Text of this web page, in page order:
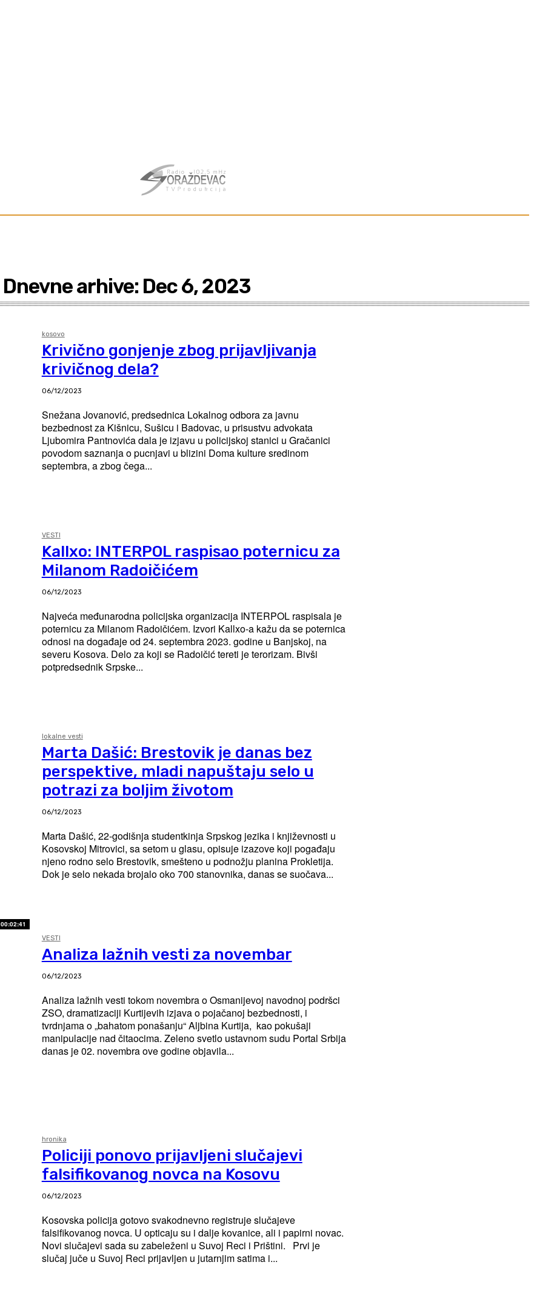
Dnevne arhive: Dec 6, 2023
kosovo
Krivično gonjenje zbog prijavljivanja
krivičnog dela?
06/12/2023
Snežana Jovanović, predsednica Lokalnog odbora za javnu
bezbednost za Kišnicu, Sušicu i Badovac, u prisustvu advokata
Ljubomira Pantnovića dala je izjavu u policijskoj stanici u Gračanici
povodom saznanja o pucnjavi u blizini Doma kulture sredinom
septembra, a zbog čega...
VESTI
Kallxo: INTERPOL raspisao poternicu za
Milanom Radoičićem
06/12/2023
Najveća međunarodna policijska organizacija INTERPOL raspisala je
poternicu za Milanom Radoičićem. Izvori Kallxo-a kažu da se poternica
odnosi na događaje od 24. septembra 2023. godine u Banjskoj, na
severu Kosova. Delo za koji se Radoičić tereti je terorizam. Bivši
potpredsednik Srpske...
00:02:41
lokalne vesti
Marta Dašić: Brestovik je danas bez
perspektive, mladi napuštaju selo u
potrazi za boljim životom
06/12/2023
Marta Dašić, 22-godišnja studentkinja Srpskog jezika i književnosti u
Kosovskoj Mitrovici, sa setom u glasu, opisuje izazove koji pogađaju
njeno rodno selo Brestovik, smešteno u podnožju planina Prokletija.
Dok je selo nekada brojalo oko 700 stanovnika, danas se suočava...
VESTI
Analiza lažnih vesti za novembar
06/12/2023
Analiza lažnih vesti tokom novembra o Osmanijevoj navodnoj podršci
ZSO, dramatizaciji Kurtijevih izjava o pojačanoj bezbednosti, i
tvrdnjama o „bahatom ponašanju“ Aljbina Kurtija, kao pokušaji
manipulacije nad čitaocima. Zeleno svetlo ustavnom sudu Portal Srbija
danas je 02. novembra ove godine objavila...
hronika
Policiji ponovo prijavljeni slučajevi
falsifikovanog novca na Kosovu
06/12/2023
Kosovska policija gotovo svakodnevno registruje slučajeve
falsifikovanog novca. U opticaju su i dalje kovanice, ali i papirni novac.
Novi slučajevi sada su zabeleženi u Suvoj Reci i Prištini. Prvi je
slučaj juče u Suvoj Reci prijavljen u jutarnjim satima i...